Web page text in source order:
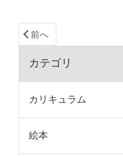
前へ
カテゴリ
カリキュラム
絵本